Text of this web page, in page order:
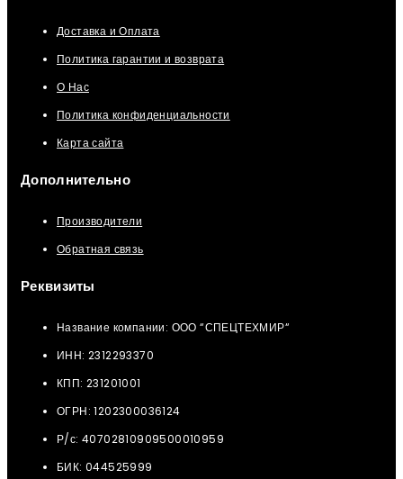
Доставка и Оплата
Политика гарантии и возврата
О Нас
Политика конфиденциальности
Карта сайта
Дополнительно
Производители
Обратная связь
Реквизиты
Название компании: ООО “СПЕЦТЕХМИР“
ИНН: 2312293370
КПП: 231201001
ОГРН: 1202300036124
Р/с: 40702810909500010959
БИК: 044525999